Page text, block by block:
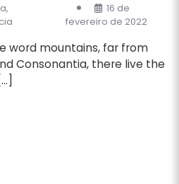
,
16 de
fevereiro de 2022
word mountains, far from
Consonantia, there live the